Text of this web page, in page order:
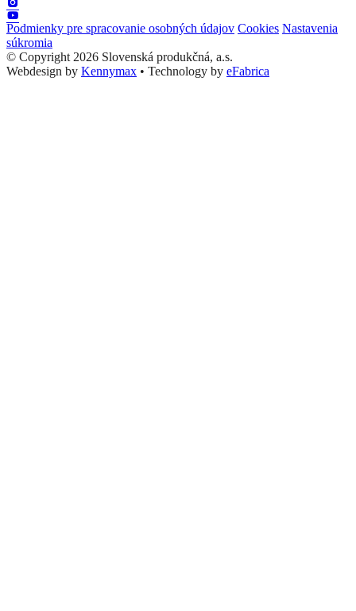
Podmienky pre spracovanie osobných údajov Cookies Nastavenia
súkromia
© Copyright 2026 Slovenská produkčná, a.s.
Webdesign by Kennymax • Technology by eFabrica